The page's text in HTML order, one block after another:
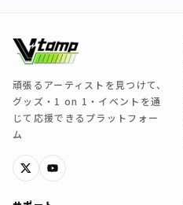
頑張るアーティストを見つけて、
グッズ・1 on 1・イベントを通
じて応援できるプラットフォー
ム